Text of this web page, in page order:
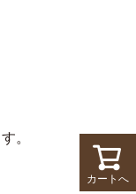
カートへ
。